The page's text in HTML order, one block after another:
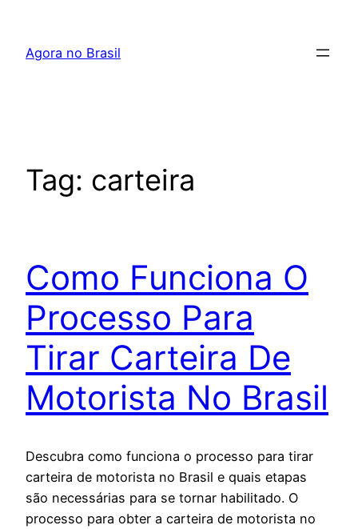
Agora no Brasil
Tag: carteira
Como Funciona O
Processo Para
Tirar Carteira De
Motorista No Brasil
Descubra como funciona o processo para tirar
carteira de motorista no Brasil e quais etapas
são necessárias para se tornar habilitado. O
processo para obter a carteira de motorista no